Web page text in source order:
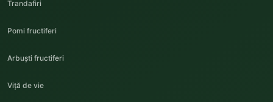
Trandafiri
Pomi fructiferi
Arbuști fructiferi
Viță de vie